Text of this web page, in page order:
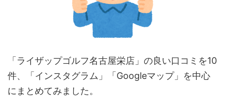
「ライザップゴルフ名古屋栄店」の良い口コミを10
件、「インスタグラム」「Googleマップ」を中心
にまとめてみました。